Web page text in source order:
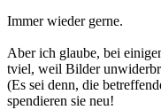
Immer wieder gerne.
Aber ich glaube, bei
tviel, weil Bilder
(Es sei denn, die
spendieren sie neu!